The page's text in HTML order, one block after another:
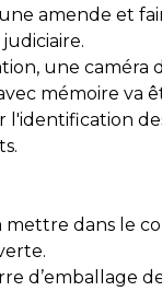
amende et
une caméra
mémoire va
l'identification
mettre dans le
d’emballage